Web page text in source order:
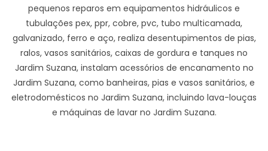
pequenos reparos em equipamentos hidráulicos e
tubulações pex, ppr, cobre, pvc, tubo multicamada,
galvanizado, ferro e aço, realiza desentupimentos de pias,
ralos, vasos sanitários, caixas de gordura e tanques no
Jardim Suzana, instalam acessórios de encanamento no
Jardim Suzana, como banheiras, pias e vasos sanitários, e
eletrodomésticos no Jardim Suzana, incluindo lava-louças
e máquinas de lavar no Jardim Suzana.